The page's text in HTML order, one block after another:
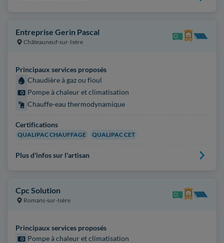
Entreprise Gerin Pascal
Châteauneuf-sur-Isère
Principaux services proposés
Chaudière à gaz ou fioul
Pompe à chaleur et climatisation
Chauffe-eau thermodynamique
Certifications
QUALIPAC CHAUFFAGE QUALIPAC CET
Plus d'infos sur l'artisan
Cpc Solution
Romans-sur-Isère
Principaux services proposés
Pompe à chaleur et climatisation